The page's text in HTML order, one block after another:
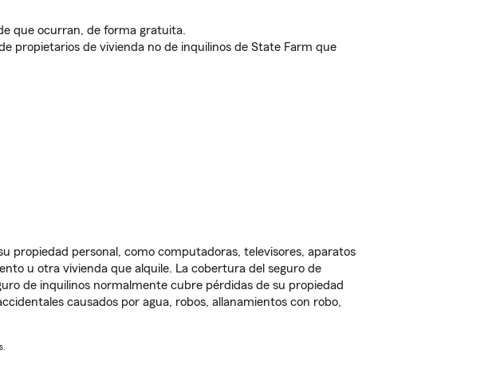
que ocurran, de forma gratuita.
propietarios de vivienda no de inquilinos de State Farm que
propiedad personal, como computadoras, televisores, aparatos
u otra vivienda que alquile. La cobertura del seguro de
de inquilinos normalmente cubre pérdidas de su propiedad
causados por agua, robos, allanamientos con robo,